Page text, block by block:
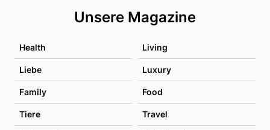
Unsere Magazine
Health Living
Liebe Luxury
Family Food
Tiere Travel